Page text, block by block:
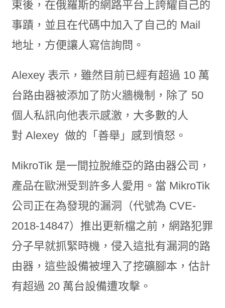
束後，在俄羅斯的網路平台上誇耀自己的
事蹟，並且在代碼中加入了自己的 Mail
地址，方便讓人寫信詢問。
Alexey 表示，雖然目前已經有超過 10 萬
台路由器被添加了防火牆機制，除了 50
個人私訊向他表示感激，大多數的人
對 Alexey 做的「善舉」感到憤怒。
MikroTik 是一間拉脫維亞的路由器公司，
產品在歐洲受到許多人愛用。當 MikroTik
公司正在為發現的漏洞（代號為 CVE-
2018-14847）推出更新檔之前，網路犯罪
分子早就抓緊時機，侵入這批有漏洞的路
由器，這些設備被埋入了挖礦腳本，估計
有超過 20 萬台設備遭攻擊。